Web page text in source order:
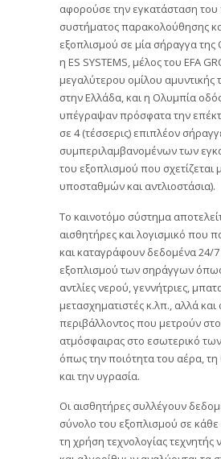
αφορούσε την εγκατάσταση
συστήματος παρακολούθησης
εξοπλισμού σε μία σήραγγα
η ES SYSTEMS, μέλος του EFA
μεγαλύτερου ομίλου αμυντικής
στην Ελλάδα, και η Ολυμπία
υπέγραψαν πρόσφατα την
σε 4 (τέσσερις) επιπλέον
συμπεριλαμβανομένων των
του εξοπλισμού που σχετίζεται
υποσταθμών και αντλιοστάσια).
Το καινοτόμο σύστημα
αισθητήρες και λογισμικό που
και καταγράφουν δεδομένα 24/
εξοπλισμού των σηράγγων
αντλίες νερού, γεννήτριες,
μετασχηματιστές κ.λπ., αλλά και
περιβάλλοντος που μετρούν
ατμόσφαιρας στο εσωτερικό
όπως την ποιότητα του αέρα,
και την υγρασία.
Οι αισθητήρες συλλέγουν
σύνολο του εξοπλισμού σε
τη χρήση τεχνολογίας τεχνητής